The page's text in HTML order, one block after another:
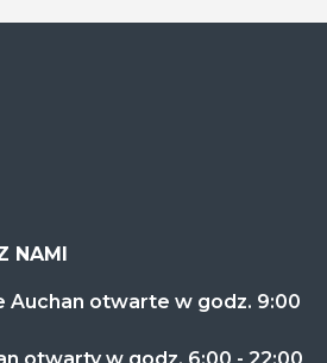
NAMI
Auchan otwarte w godz. 9:00